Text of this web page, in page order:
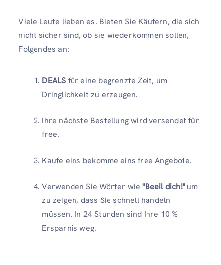
Viele Leute lieben es. Bieten Sie Käufern, die sich
nicht sicher sind, ob sie wiederkommen sollen,
Folgendes an:
DEALS für eine begrenzte Zeit, um
Dringlichkeit zu erzeugen.
Ihre nächste Bestellung wird versendet für
free.
Kaufe eins bekomme eins free Angebote.
Verwenden Sie Wörter wie"Beeil dich!"um
zu zeigen, dass Sie schnell handeln
müssen. In 24 Stunden sind Ihre 10 %
Ersparnis weg.